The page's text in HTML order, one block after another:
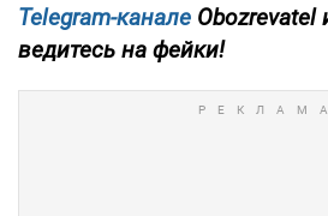
Telegram-канале Obozrevatel
ведитесь на фейки!